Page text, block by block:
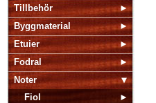
Tillbehör
Byggmaterial
Etuier
Fodral
Noter
Fiol